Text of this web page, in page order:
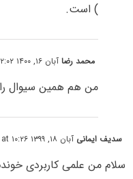
) است.
محمد رضاآبان ۱۶, ۱۴۰۰ at ۲:۰۲ ب٫ظ
من هم همین سیوال
سدیف ایمانی آبان ۱۸, ۱۳۹۹ at ۱۰:۲۶ ب٫ظ
سلام من علمی کاربردی